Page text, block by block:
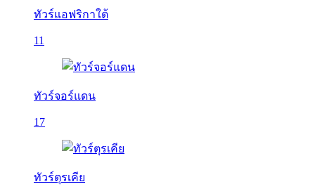
ทัวร์แอฟริกาใต้
11
ทัวร์จอร์แดน
17
ทัวร์ตุรเคีย